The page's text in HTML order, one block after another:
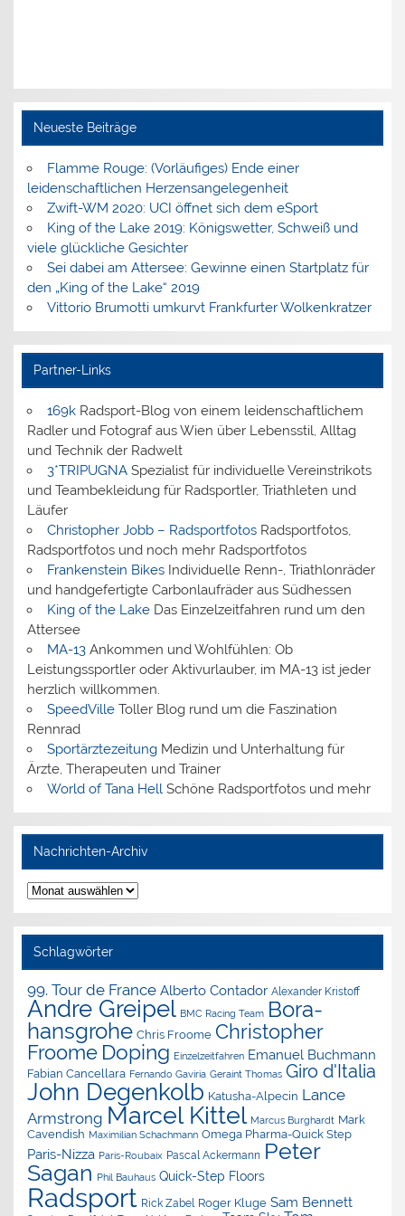
Neueste Beiträge
Flamme Rouge: (Vorläufiges) Ende einer
leidenschaftlichen Herzensangelegenheit
Zwift-WM 2020: UCI öffnet sich dem eSport
King of the Lake 2019: Königswetter, Schweiß und
viele glückliche Gesichter
Sei dabei am Attersee: Gewinne einen Startplatz für
den „King of the Lake“ 2019
Vittorio Brumotti umkurvt Frankfurter Wolkenkratzer
Partner-Links
169kRadsport-Blog von einem leidenschaftlichem
Radler und Fotograf aus Wien über Lebensstil, Alltag
und Technik der Radwelt
3*TRIPUGNASpezialist für individuelle Vereinstrikots
und Teambekleidung für Radsportler, Triathleten und
Läufer
Christopher Jobb – RadsportfotosRadsportfotos,
Radsportfotos und noch mehr Radsportfotos
Frankenstein BikesIndividuelle Renn-, Triathlonräder
und handgefertigte Carbonlaufräder aus Südhessen
King of the LakeDas Einzelzeitfahren rund um den
Attersee
MA-13Ankommen und Wohlfühlen: Ob
Leistungssportler oder Aktivurlauber, im MA-13 ist jeder
herzlich willkommen.
SpeedVilleToller Blog rund um die Faszination
Rennrad
SportärztezeitungMedizin und Unterhaltung für
Ärzte, Therapeuten und Trainer
World of Tana HellSchöne Radsportfotos und mehr
Nachrichten-Archiv
Nachrichten-
Archiv
Schlagwörter
99. Tour de France Alberto Contador Alexander Kristoff
Andre Greipel BMC Racing Team Bora-
hansgrohe Chris Froome Christopher
Froome Doping Einzelzeitfahren Emanuel Buchmann
Fabian Cancellara Fernando Gaviria Geraint Thomas Giro d'Italia
John Degenkolb Katusha-Alpecin Lance
Armstrong Marcel Kittel Marcus Burghardt Mark
Cavendish Maximilian Schachmann Omega Pharma-Quick Step
Paris-Nizza Paris-Roubaix Pascal Ackermann Peter
Sagan Phil Bauhaus Quick-Step Floors
Radsport Rick Zabel Roger Kluge Sam Bennett